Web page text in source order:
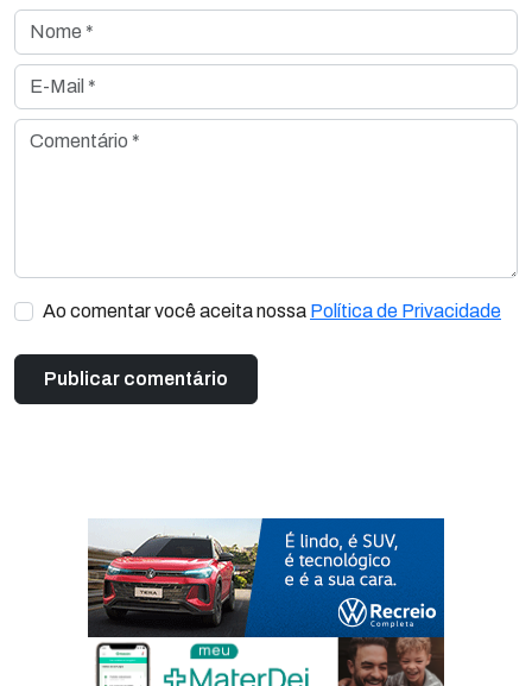
Nome *
E-Mail *
Comentário *
Ao comentar você aceita nossa Política de Privacidade